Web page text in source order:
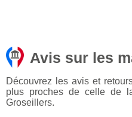
Avis sur les
Découvrez les avis et
plus proches de celle de
Groseillers.